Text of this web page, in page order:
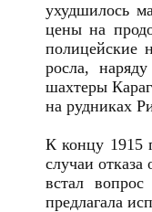
ухудшилось
цены на
полицейские
росла,
шахтеры
на рудниках
К концу 1915
случаи
встал вопрос
предлагала